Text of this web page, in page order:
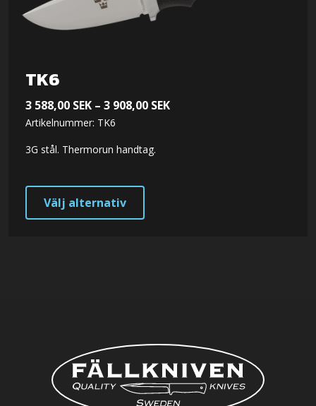
TK6
3 588,00 SEK – 3 908,00 SEKPrisintervall:
Artikelnummer: TK6
3G stål. Thermorun handtag.
Välj alternativ
här
alternativen
kan
väljas